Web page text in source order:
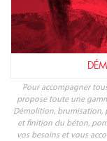
Pour accompagner
propose toute une
Démolition, brumisation,
et finition du béton,
vos besoins et vous